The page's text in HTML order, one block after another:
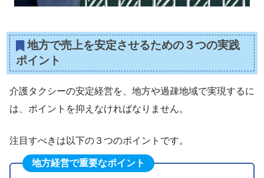
地方で売上を安定させるための３つの実践
ポイント
介護タクシーの安定経営を、地方や過疎地域で実現するに
は、ポイントを抑えなければなりません。
注目すべきは以下の３つのポイントです。
地方経営で重要なポイント